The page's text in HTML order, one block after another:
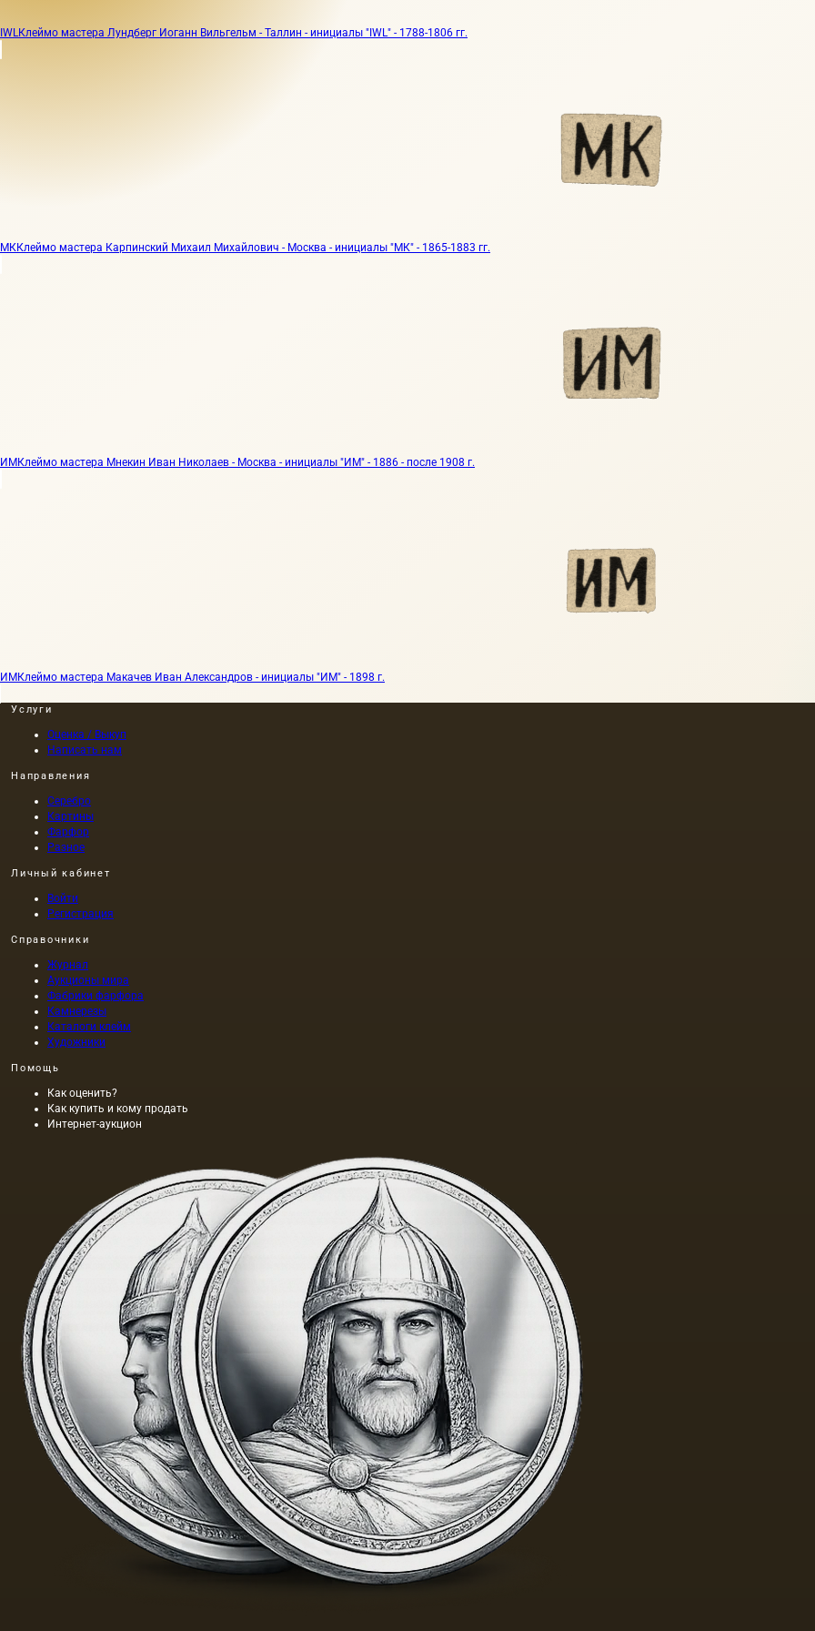
IWLКлеймо мастера Лундберг Иоганн Вильгельм - Таллин - инициалы "IWL" - 1788-1806 гг.
МККлеймо мастера Карпинский Михаил Михайлович - Москва - инициалы "МК" - 1865-1883 гг.
ИМКлеймо мастера Мнекин Иван Николаев - Москва - инициалы "ИМ" - 1886 - после 1908 г.
ИМКлеймо мастера Макачев Иван Александров - инициалы "ИМ" - 1898 г.
Услуги
Оценка / Выкуп
Написать нам
Направления
Серебро
Картины
Фарфор
Разное
Личный кабинет
Войти
Регистрация
Справочники
Журнал
Аукционы мира
Фабрики фарфора
Камнерезы
Каталоги клейм
Художники
Помощь
Как оценить?
Как купить и кому продать
Интернет-аукцион